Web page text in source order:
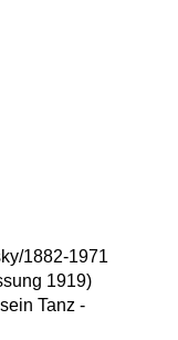
1882-1971
1919)
Tanz -